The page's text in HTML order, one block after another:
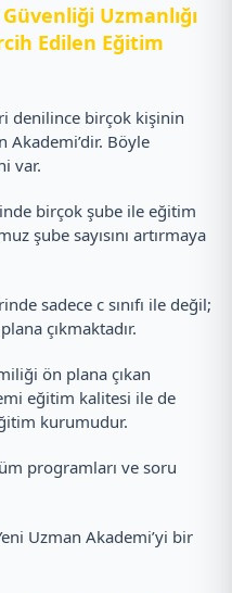
Uzmanlığı
Edilen Eğitim
denilince birçok kişinin
Akademi’dir. Böyle
var.
birçok şube ile eğitim
şube sayısını artırmaya
sadece c sınıfı ile değil;
çıkmaktadır.
ön plana çıkan
eğitim kalitesi ile de
kurumudur.
programları ve soru
Uzman Akademi’yi bir